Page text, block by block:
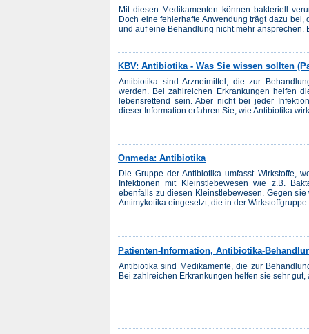
Mit diesen Medikamenten können bakteriell
Doch eine fehlerhafte Anwendung trägt dazu
und auf eine Behandlung nicht mehr ansprechen.
KBV: Antibiotika - Was Sie wissen sollten
Antibiotika sind Arzneimittel, die zur
werden. Bei zahlreichen Erkrankungen helfen
lebensrettend sein. Aber nicht bei jeder
dieser Information erfahren Sie, wie Antibiotika
Onmeda: Antibiotika
Die Gruppe der Antibiotika umfasst Wirkstoffe,
Infektionen mit Kleinstlebewesen wie z.B.
ebenfalls zu diesen Kleinstlebewesen. Gegen
Antimykotika eingesetzt, die in der
Patienten-Information, Antibiotika-
Antibiotika sind Medikamente, die zur
Bei zahlreichen Erkrankungen helfen sie sehr